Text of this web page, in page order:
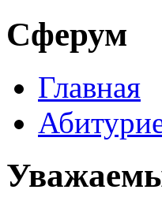
Сферум
Главная